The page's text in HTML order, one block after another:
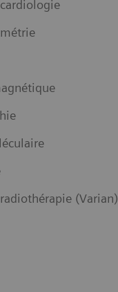
(Varian)